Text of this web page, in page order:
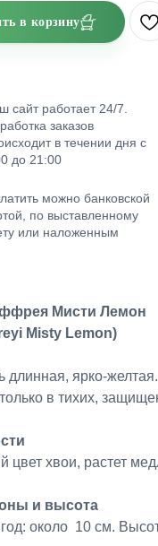
в корзину
сайт работает 24/7.
заказов
в течении дня с
до 21:00
можно банковской
по выставленному
или наложенным
Мисти Лемон
Misty Lemon)
длинная, ярко-
в тихих,
цвет хвои, растет
и высота
около 10 см.